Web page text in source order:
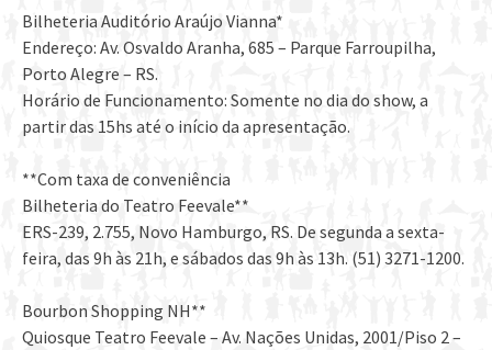
Bilheteria Auditório Araújo Vianna*
Endereço: Av. Osvaldo Aranha, 685 – Parque Farroupilha,
Porto Alegre – RS.
Horário de Funcionamento: Somente no dia do show, a
partir das 15hs até o início da apresentação.
**Com taxa de conveniência
Bilheteria do Teatro Feevale**
ERS-239, 2.755, Novo Hamburgo, RS. De segunda a sexta-
feira, das 9h às 21h, e sábados das 9h às 13h. (51) 3271-1200.
Bourbon Shopping NH**
Quiosque Teatro Feevale – Av. Nações Unidas, 2001/Piso 2 –